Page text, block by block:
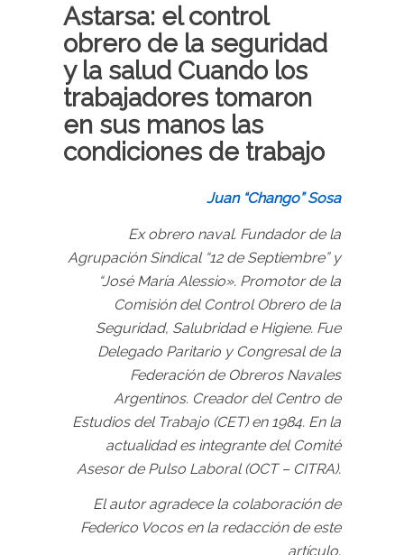
Astarsa: el control
obrero de la seguridad
y la salud Cuando los
trabajadores tomaron
en sus manos las
condiciones de trabajo
Juan “Chango” Sosa
Ex obrero naval. Fundador de la
Agrupación Sindical “12 de Septiembre” y
“José María Alessio». Promotor de la
Comisión del Control Obrero de la
Seguridad, Salubridad e Higiene. Fue
Delegado Paritario y Congresal de la
Federación de Obreros Navales
Argentinos. Creador del Centro de
Estudios del Trabajo (CET) en 1984. En la
actualidad es integrante del Comité
Asesor de Pulso Laboral (OCT – CITRA).
El autor agradece la colaboración de
Federico Vocos en la redacción de este
artículo.